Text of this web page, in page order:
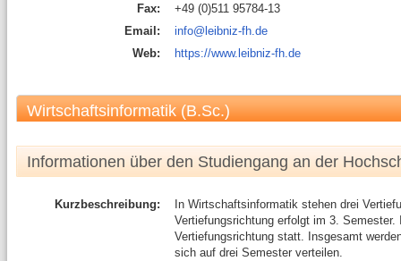
Fax:
+49 (0)511 95784-13
Email:
info@leibniz-fh.de
Web:
https://www.leibniz-fh.de
Wirtschaftsinformatik (B.Sc.)
Informationen über den Studiengang an der
Kurzbeschreibung:
In Wirtschaftsinformatik stehen drei
Vertiefungsrichtung erfolgt im 3.
Vertiefungsrichtung statt. Insgesamt
sich auf drei Semester verteilen.